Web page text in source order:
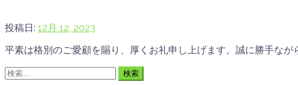
投稿日: 12月 12, 2023
平素は格別のご愛顧を賜り、厚くお礼申し上げます。誠に勝手な
検